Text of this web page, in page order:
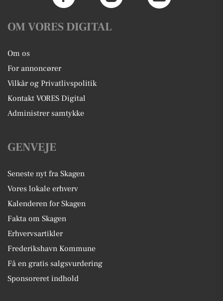
OM VORES DIGITAL
Om os
For annoncører
Vilkår og Privatlivspolitik
Kontakt VORES Digital
Administrer samtykke
GENVEJE
Seneste nyt fra Skagen
Vores lokale erhverv
Kalenderen for Skagen
Fakta om Skagen
Erhvervsartikler
Frederikshavn Kommune
Få en gratis salgsvurdering
Sponsoreret indhold